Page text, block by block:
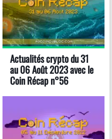
Actualités crypto du 31
au 06 Août 2023 avec le
Coin Récap n°56